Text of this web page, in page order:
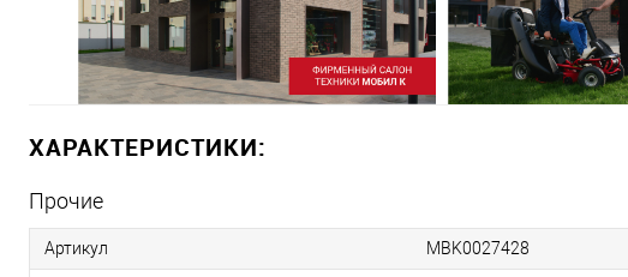
ХАРАКТЕРИСТИКИ:
Прочие
Артикул MBK0027428